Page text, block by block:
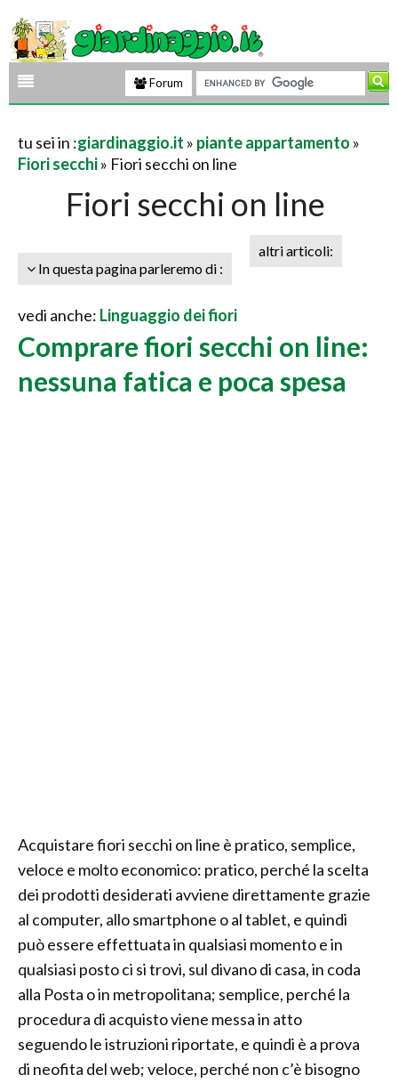
Forum
tu sei in :giardinaggio.it » piante appartamento »
Fiori secchi» Fiori secchi on line
Fiori secchi on line
In questa pagina parleremo di :
altri articoli:
vedi anche: Linguaggio dei fiori
Comprare fiori secchi on line:
nessuna fatica e poca spesa
Acquistare fiori secchi on line è pratico, semplice,
veloce e molto economico: pratico, perché la scelta
dei prodotti desiderati avviene direttamente grazie
al computer, allo smartphone o al tablet, e quindi
può essere effettuata in qualsiasi momento e in
qualsiasi posto ci si trovi, sul divano di casa, in coda
alla Posta o in metropolitana; semplice, perché la
procedura di acquisto viene messa in atto
seguendo le istruzioni riportate, e quindi è a prova
di neofita del web; veloce, perché non c’è bisogno